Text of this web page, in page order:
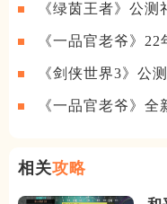
《绿茵王者》公测
《一品官老爷》
《剑侠世界3》公
《一品官老爷》全
相关攻略